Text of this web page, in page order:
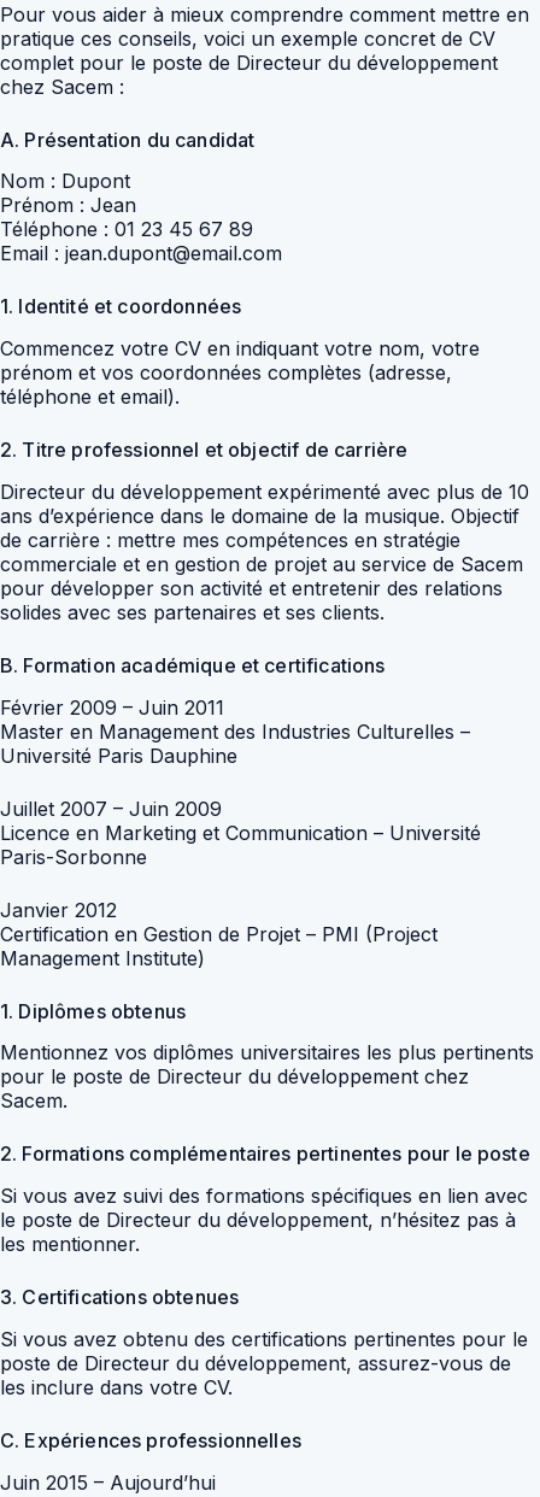
Pour vous aider à mieux comprendre comment mettre en
pratique ces conseils, voici un exemple concret de CV
complet pour le poste de Directeur du développement
chez Sacem :
A. Présentation du candidat
Nom : Dupont
Prénom : Jean
Téléphone : 01 23 45 67 89
Email : jean.dupont@email.com
1. Identité et coordonnées
Commencez votre CV en indiquant votre nom, votre
prénom et vos coordonnées complètes (adresse,
téléphone et email).
2. Titre professionnel et objectif de carrière
Directeur du développement expérimenté avec plus de 10
ans d’expérience dans le domaine de la musique. Objectif
de carrière : mettre mes compétences en stratégie
commerciale et en gestion de projet au service de Sacem
pour développer son activité et entretenir des relations
solides avec ses partenaires et ses clients.
B. Formation académique et certifications
Février 2009 – Juin 2011
Master en Management des Industries Culturelles –
Université Paris Dauphine
Juillet 2007 – Juin 2009
Licence en Marketing et Communication – Université
Paris-Sorbonne
Janvier 2012
Certification en Gestion de Projet – PMI (Project
Management Institute)
1. Diplômes obtenus
Mentionnez vos diplômes universitaires les plus pertinents
pour le poste de Directeur du développement chez
Sacem.
2. Formations complémentaires pertinentes pour le poste
Si vous avez suivi des formations spécifiques en lien avec
le poste de Directeur du développement, n’hésitez pas à
les mentionner.
3. Certifications obtenues
Si vous avez obtenu des certifications pertinentes pour le
poste de Directeur du développement, assurez-vous de
les inclure dans votre CV.
C. Expériences professionnelles
Juin 2015 – Aujourd’hui